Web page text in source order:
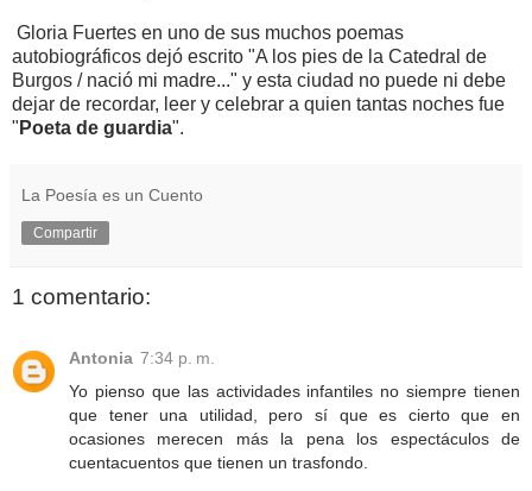
Gloria Fuertes en uno de sus muchos poemas
autobiográficos dejó escrito "A los pies de la Catedral de
Burgos / nació mi madre..." y esta ciudad no puede ni debe
dejar de recordar, leer y celebrar a quien tantas noches fue
" Poeta de guardia".
La Poesía es un Cuento
Compartir
1 comentario:
Antonia 7:34 p. m.
Yo pienso que las actividades infantiles no siempre tienen
que tener una utilidad, pero sí que es cierto que en
ocasiones merecen más la pena los espectáculos de
cuentacuentos que tienen un trasfondo.